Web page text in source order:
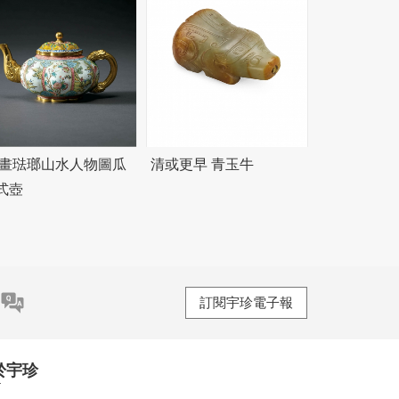
琺瑯山水人物圖瓜
壺
清或更早 青玉牛
訂閱宇珍電子報
宇珍